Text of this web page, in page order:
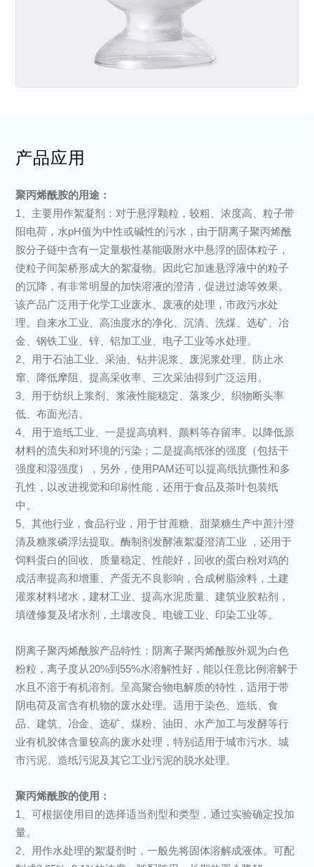
产品应用
聚丙烯酰胺的用途：
1、主要用作絮凝剂：对于悬浮颗粒，较粗、浓度高、粒子带
阳电荷，水pH值为中性或碱性的污水，由于阴离子聚丙烯酰
胺分子链中含有一定量极性基能吸附水中悬浮的固体粒子，
使粒子间架桥形成大的絮凝物。因此它加速悬浮液中的粒子
的沉降，有非常明显的加快溶液的澄清，促进过滤等效果。
该产品广泛用于化学工业废水、废液的处理，市政污水处
理。自来水工业、高浊度水的净化、沉清、洗煤、选矿、冶
金、钢铁工业、锌、铝加工业、电子工业等水处理。
2、用于石油工业、采油、钻井泥浆、废泥浆处理、防止水
窜、降低摩阻、提高采收率、三次采油得到广泛运用。
3、用于纺织上浆剂、浆液性能稳定、落浆少、织物断头率
低、布面光洁。
4、用于造纸工业、一是提高填料、颜料等存留率。以降低原
材料的流失和对环境的污染；二是提高纸张的强度（包括干
强度和湿强度），另外，使用PAM还可以提高纸抗撕性和多
孔性，以改进视觉和印刷性能，还用于食品及茶叶包装纸
中。
5、其他行业，食品行业，用于甘蔗糖、甜菜糖生产中蔗汁澄
清及糖浆磷浮法提取。酶制剂发酵液絮凝澄清工业 ，还用于
饲料蛋白的回收、质量稳定、性能好，回收的蛋白粉对鸡的
成活率提高和增重、产蛋无不良影响，合成树脂涂料，土建
灌浆材料堵水，建材工业、提高水泥质量、建筑业胶粘剂，
填缝修复及堵水剂，土壤改良、电镀工业、印染工业等。
阴离子聚丙烯酰胺产品特性：阴离子聚丙烯酰胺外观为白色
粉粒，离子度从20%到55%水溶解性好，能以任意比例溶解于
水且不溶于有机溶剂。呈高聚合物电解质的特性，适用于带
阴电荷及富含有机物的废水处理。适用于染色、造纸、食
品、建筑、冶金、选矿、煤粉、油田、水产加工与发酵等行
业有机胶体含量较高的废水处理，特别适用于城市污水、城
市污泥、造纸污泥及其它工业污泥的脱水处理。
聚丙烯酰胺的使用：
1、可根据使用目的选择适当剂型和类型，通过实验确定投加
量。
2、用作水处理的絮凝剂时，一般先将固体溶解成液体。可配